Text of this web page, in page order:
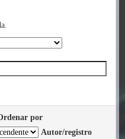
por
Autor/registro